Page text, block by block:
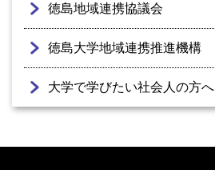
徳島地域連携協議会
徳島大学地域連携推進機構
大学で学びたい社会人の方へ